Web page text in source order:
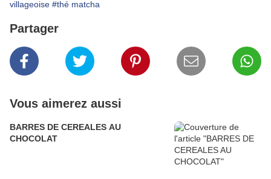
villageoise #thé matcha
Partager
Vous aimerez aussi
BARRES DE CEREALES AU
CHOCOLAT